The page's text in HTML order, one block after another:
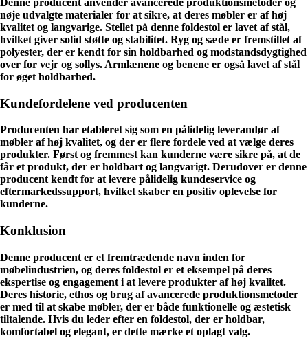
nøje udvalgte materialer for at sikre, at deres møbler er af høj
kvalitet og langvarige. Stellet på denne foldestol er lavet af stål,
hvilket giver solid støtte og stabilitet. Ryg og sæde er fremstillet af
polyester, der er kendt for sin holdbarhed og modstandsdygtighed
over for vejr og sollys. Armlænene og benene er også lavet af stål
for øget holdbarhed.
Kundefordelene ved producenten
Producenten har etableret sig som en pålidelig leverandør af
møbler af høj kvalitet, og der er flere fordele ved at vælge deres
produkter. Først og fremmest kan kunderne være sikre på, at de
får et produkt, der er holdbart og langvarigt. Derudover er denne
producent kendt for at levere pålidelig kundeservice og
eftermarkedssupport, hvilket skaber en positiv oplevelse for
kunderne.
Konklusion
Denne producent er et fremtrædende navn inden for
møbelindustrien, og deres foldestol er et eksempel på deres
ekspertise og engagement i at levere produkter af høj kvalitet.
Deres historie, ethos og brug af avancerede produktionsmetoder
er med til at skabe møbler, der er både funktionelle og æstetisk
tiltalende. Hvis du leder efter en foldestol, der er holdbar,
komfortabel og elegant, er dette mærke et oplagt valg.